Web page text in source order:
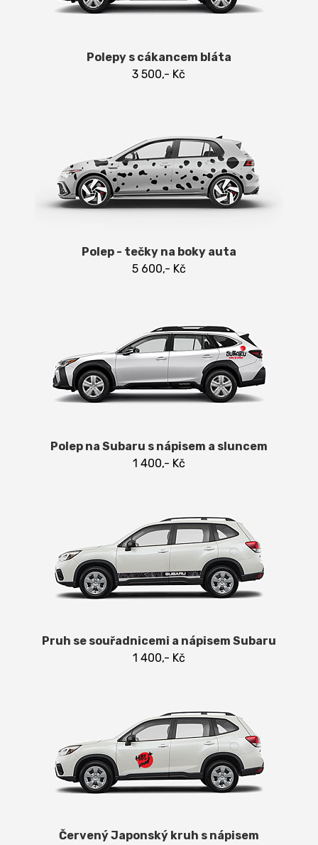
Polepy s cákancem bláta
3 500,- Kč
Polep - tečky na boky auta
5 600,- Kč
Polep na Subaru s nápisem a sluncem
1 400,- Kč
Pruh se souřadnicemi a nápisem Subaru
1 400,- Kč
Červený Japonský kruh s nápisem